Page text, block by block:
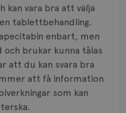
kan vara bra att välja
tablettbehandling.
enbart, men
brukar kunna tålas
att du kan svara bra
att få information
som kan